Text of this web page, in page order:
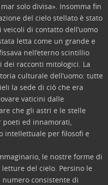
solo divisa». Insomma fin
del cielo stellato è stato
di contatto dell’uomo
letta come un grande e
nell’eterno scintillio
racconti mitologici. La
culturale dell’uomo: tutte
la sede di ciò che era
vaticini dalle
che gli astri e le stelle
poeti ed innamorati,
intellettuale per filosofi e
le nostre forme di
del cielo. Persino le
consistente di